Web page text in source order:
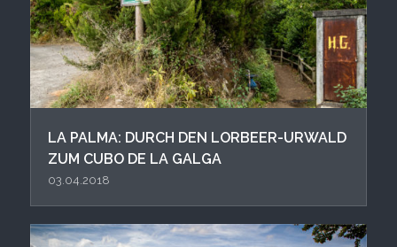
LA PALMA: DURCH DEN LORBEER-URWALD
ZUM CUBO DE LA GALGA
03.04.2018